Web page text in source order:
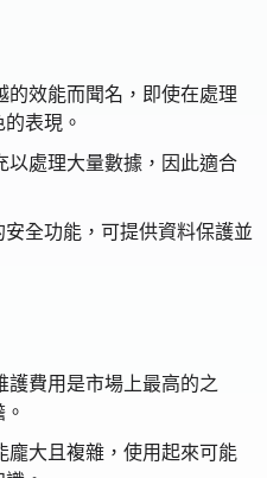
的效能而聞名，即使在處理
表現。
以處理大量數據，因此適合
安全功能，可提供資料保護並
護費用是市場上最高的之
龐大且複雜，使用起來可能